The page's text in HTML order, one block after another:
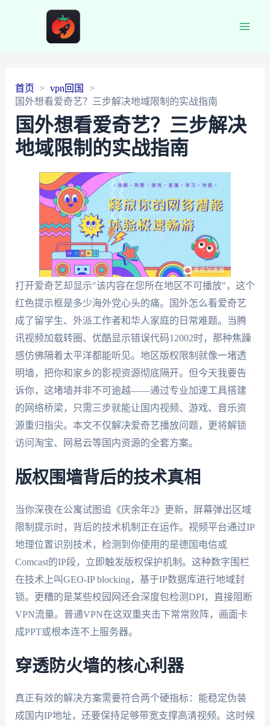
首页
vpn回国
国外想看爱奇艺？三步解决地域限制的实战指南
国外想看爱奇艺？三步解决
地域限制的实战指南
打开爱奇艺却显示"该内容在您所在地区不可播放"，这个
红色提示框是多少海外党心头的痛。国外怎么看爱奇艺
成了留学生、外派工作者和华人家庭的日常难题。当腾
讯视频加载转圈、优酷显示错误代码12002时，那种焦躁
感仿佛隔着太平洋都能听见。地区版权限制就像一堵透
明墙，把你和家乡的影视资源彻底隔开。但今天我要告
诉你，这堵墙并非不可逾越——通过专业加速工具搭建
的网络桥梁，只需三步就能让国内视频、游戏、音乐资
源重归指尖。本文不仅解决爱奇艺播放问题，更将解锁
访问淘宝、网易云等国内资源的全套方案。
版权围墙背后的技术真相
当你深夜在公寓试图追《庆余年2》更新，屏幕弹出区域
限制提示时，背后的技术机制正在运作。视频平台通过IP
地理位置识别技术，检测到你使用的是德国电信或
Comcast的IP段，立即触发版权保护机制。这种数字围栏
在技术上叫GEO-IP blocking，基于IP数据库进行地域封
锁。更糟的是某些校园网还会深度包检测DPI，直接阻断
VPN流量。普通VPN在这双重夹击下常常败阵，画面卡
成PPT或根本连不上服务器。
穿透防火墙的核心利器
真正有效的解决方案需要符合两个硬指标：能稳定伪装
成国内IP地址，还要保持足够带宽支撑高清视频。这时候